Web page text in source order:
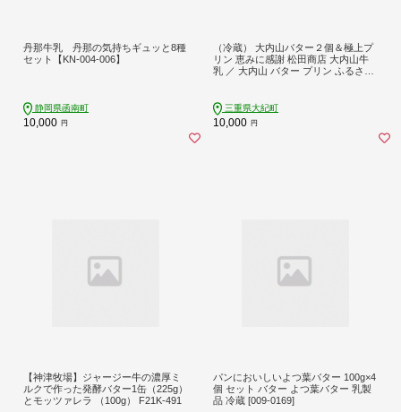
丹那牛乳 丹那の気持ちギュッと8種
セット【KN-004-006】
静岡県函南町
10,000 円
（冷蔵） 大内山バター２個＆極上プ
リン 恵みに感謝 松田商店 大内山牛
乳 ／ 大内山 バター プリン ふるさと
三重県大紀町
10,000 円
【神津牧場】ジャージー牛の濃厚ミ
ルクで作った発酵バター1缶（225g）
とモッツァレラ （100g） F21K-491
パンにおいしいよつ葉バター 100g×4
個 セット バター よつ葉バター 乳製
品 冷蔵 [009-0169]